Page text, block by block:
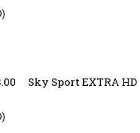
Sky Sport EXTRA HD